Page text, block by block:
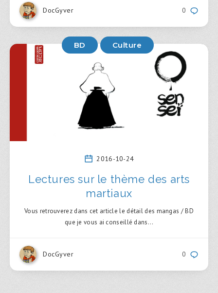
DocGyver 0
BD Culture
2016-10-24
Lectures sur le thème des arts
martiaux
Vous retrouverez dans cet article le détail des mangas / BD
que je vous ai conseillé dans…
DocGyver 0